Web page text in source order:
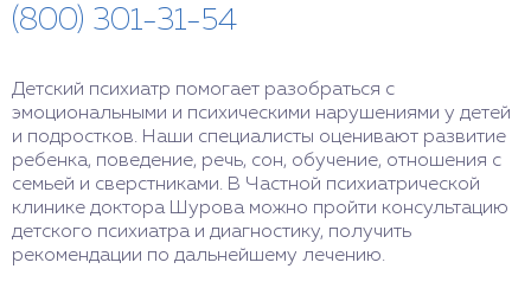
(800) 301-31-54
Детский психиатр помогает разобраться с
эмоциональными и психическими нарушениями у детей
и подростков. Наши специалисты оценивают развитие
ребенка, поведение, речь, сон, обучение, отношения с
семьей и сверстниками. В Частной психиатрической
клинике доктора Шурова можно пройти консультацию
детского психиатра и диагностику, получить
рекомендации по дальнейшему лечению.